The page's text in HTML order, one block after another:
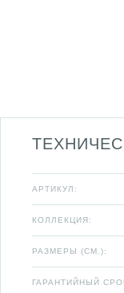
АРТИКУЛ:
КОЛЛЕКЦИЯ:
РАЗМЕРЫ (СМ.):
ГАРАНТИЙНЫЙ